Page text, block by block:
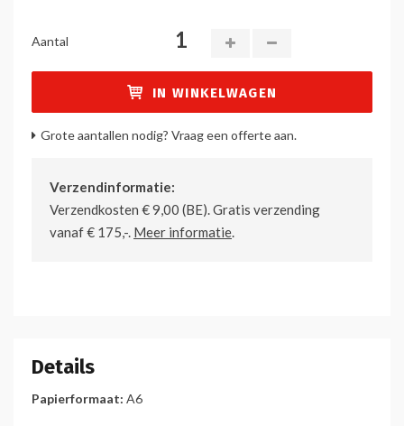
Aantal
IN WINKELWAGEN
Grote aantallen nodig? Vraag een offerte aan.
Verzendinformatie:
Verzendkosten € 9,00 (BE). Gratis verzending
vanaf € 175,-. Meer informatie.
Details
Papierformaat: A6